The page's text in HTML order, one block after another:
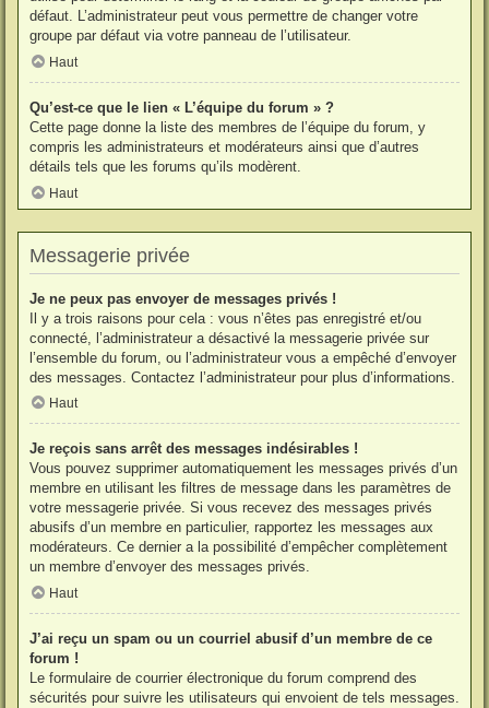
défaut. L’administrateur peut vous permettre de changer votre
groupe par défaut via votre panneau de l’utilisateur.
Haut
Qu’est-ce que le lien « L’équipe du forum » ?
Cette page donne la liste des membres de l’équipe du forum, y
compris les administrateurs et modérateurs ainsi que d’autres
détails tels que les forums qu’ils modèrent.
Haut
Messagerie privée
Je ne peux pas envoyer de messages privés !
Il y a trois raisons pour cela : vous n’êtes pas enregistré et/ou
connecté, l’administrateur a désactivé la messagerie privée sur
l’ensemble du forum, ou l’administrateur vous a empêché d’envoyer
des messages. Contactez l’administrateur pour plus d’informations.
Haut
Je reçois sans arrêt des messages indésirables !
Vous pouvez supprimer automatiquement les messages privés d’un
membre en utilisant les filtres de message dans les paramètres de
votre messagerie privée. Si vous recevez des messages privés
abusifs d’un membre en particulier, rapportez les messages aux
modérateurs. Ce dernier a la possibilité d’empêcher complètement
un membre d’envoyer des messages privés.
Haut
J’ai reçu un spam ou un courriel abusif d’un membre de ce
forum !
Le formulaire de courrier électronique du forum comprend des
sécurités pour suivre les utilisateurs qui envoient de tels messages.